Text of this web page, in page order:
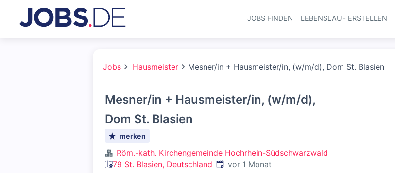
JOBS FINDEN LEBENSLAUF ERSTELLEN
Jobs Hausmeister Mesner/in + Hausmeister/in, (w/m/d), Dom St. Blasien
Mesner/in + Hausmeister/in, (w/m/d),
Dom St. Blasien
merken
Röm.-kath. Kirchengemeinde Hochrhein-Südschwarzwald
79 St. Blasien, Deutschland Veröffentlicht:
vor 1 Monat